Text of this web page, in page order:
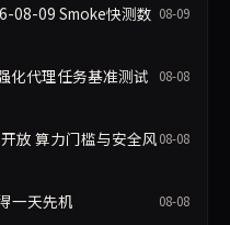
08-09 Smoke快测数 08-09
化代理任务基准测试
08-08
放 算力门槛与安全风08-08
一天先机 08-08